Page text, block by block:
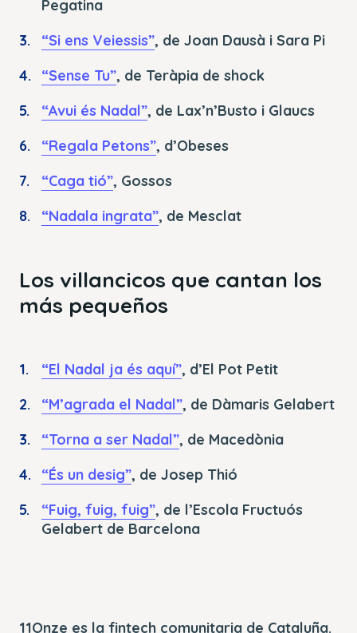
Pegatina
“Si ens Veiessis”, de Joan Dausà i Sara Pi
“Sense Tu”, de Teràpia de shock
“Avui és Nadal”, de Lax’n’Busto i Glaucs
“Regala Petons”, d’Obeses
“Caga tió”, Gossos
“Nadala ingrata”, de Mesclat
Los villancicos que cantan los
más pequeños
“El Nadal ja és aquí”, d’El Pot Petit
“M’agrada el Nadal”, de Dàmaris Gelabert
“Torna a ser Nadal”, de Macedònia
“És un desig”, de Josep Thió
“Fuig, fuig, fuig”, de l’Escola Fructuós
Gelabert de Barcelona
11Onze es la fintech comunitaria de Cataluña.